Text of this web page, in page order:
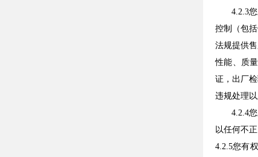
4.2.3
控制（包
法规提供
性能、质
证，出厂
违规处理以
4.2.4
以任何不
4.2.5您有